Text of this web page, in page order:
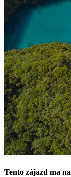
Tento zájazd ma